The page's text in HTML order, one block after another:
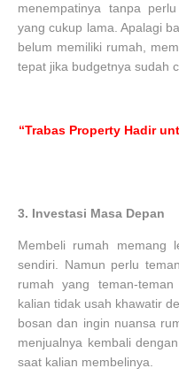
menempatinya tanpa
yang cukup lama. Apalagi
belum memiliki rumah,
tepat jika budgetnya sudah
“Trabas Property Hadir
3. Investasi Masa Depan
Membeli rumah memang
sendiri. Namun perlu
rumah yang teman-
kalian tidak usah khawatir
bosan dan ingin nuansa
menjualnya kembali
saat kalian membelinya.